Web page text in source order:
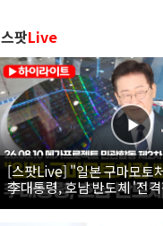
스팟Live
[스팟Live] "일본 구마모토
李대통령, 호남 반도체 '전
26.08.10 메가프로젝트 민